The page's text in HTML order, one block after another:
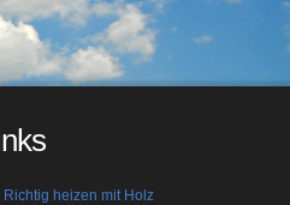
Richtig heizen mit Holz